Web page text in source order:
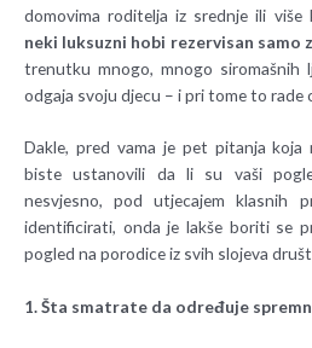
domovima roditelja iz srednje ili više
neki luksuzni hobi rezervisan samo
trenutku mnogo, mnogo siromašnih
odgaja svoju djecu – i pri tome to rade
Dakle, pred vama je pet pitanja
biste ustanovili da li su vaši
nesvjesno, pod utjecajem klasnih
identificirati, onda je lakše boriti se
pogled na porodice iz svih slojeva
1. Šta smatrate da određuje